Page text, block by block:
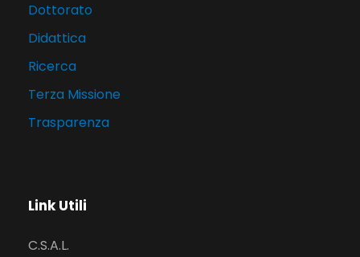
Dottorato
Didattica
Ricerca
Terza Missione
Trasparenza
Link Utili
C.S.A.L.